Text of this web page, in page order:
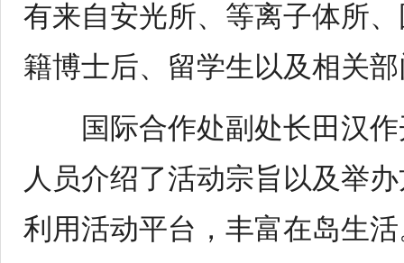
有来自安光所、等离子体所
籍博士后、留学生以及相关
国际合作处副处长田汉
人员介绍了活动宗旨以及举
利用活动平台，丰富在岛生